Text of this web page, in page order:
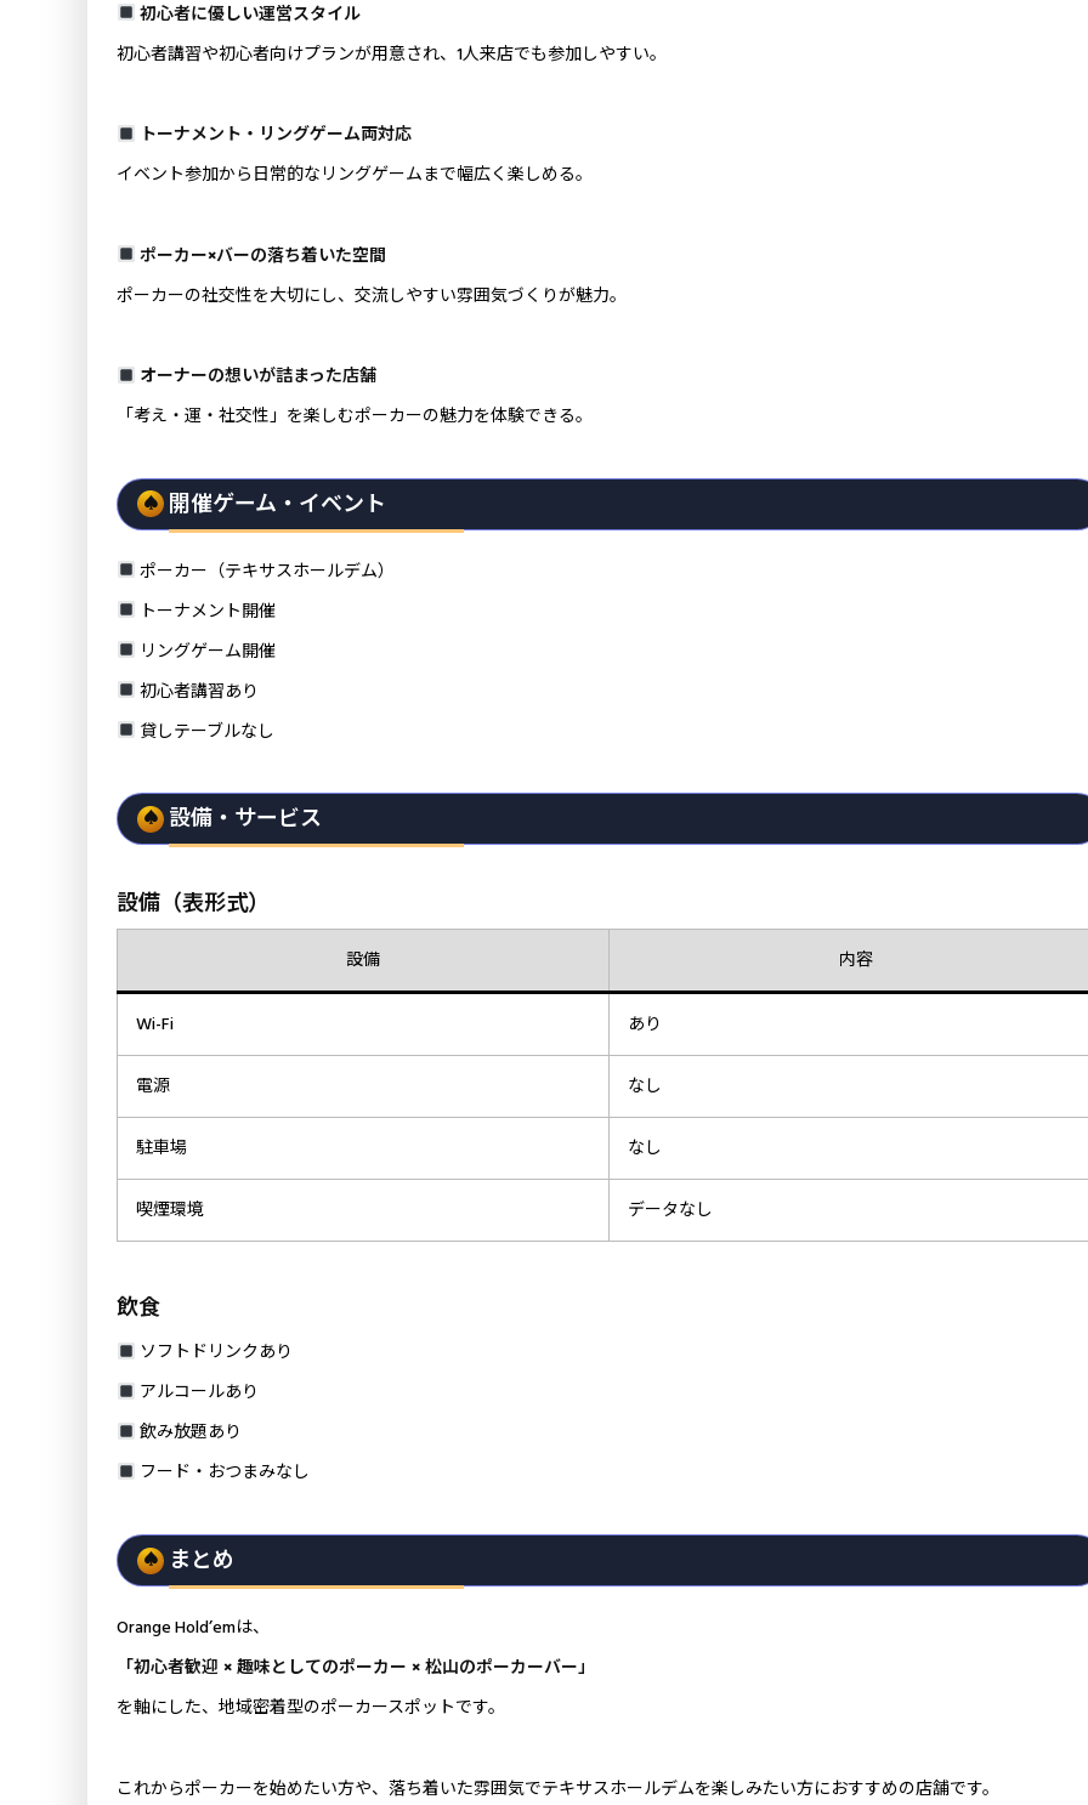
初心者に優しい運営スタイル
初心者講習や初心者向けプランが用意され、1人来店でも参加しやすい。
トーナメント・リングゲーム両対応
イベント参加から日常的なリングゲームまで幅広く楽しめる。
ポーカー×バーの落ち着いた空間
ポーカーの社交性を大切にし、交流しやすい雰囲気づくりが魅力。
オーナーの想いが詰まった店舗
「考え・運・社交性」を楽しむポーカーの魅力を体験できる。
開催ゲーム・イベント
ポーカー（テキサスホールデム）
トーナメント開催
リングゲーム開催
初心者講習あり
貸しテーブルなし
設備・サービス
設備（表形式）
設備 内容
Wi-Fi あり
電源 なし
駐車場 なし
喫煙環境 データなし
飲食
ソフトドリンクあり
アルコールあり
飲み放題あり
フード・おつまみなし
まとめ
Orange Hold’emは、
「初心者歓迎 × 趣味としてのポーカー × 松山のポーカーバー」
を軸にした、地域密着型のポーカースポットです。
これからポーカーを始めたい方や、落ち着いた雰囲気でテキサスホールデムを楽しみたい方におすすめの店舗です。